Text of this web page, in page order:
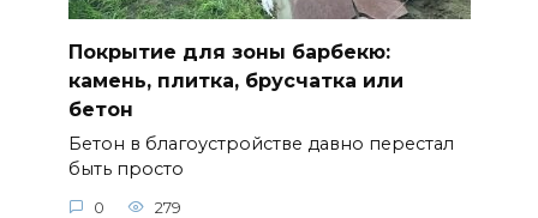
Покрытие для зоны барбекю:
камень, плитка, брусчатка или
бетон
Бетон в благоустройстве давно перестал
быть просто
0 279